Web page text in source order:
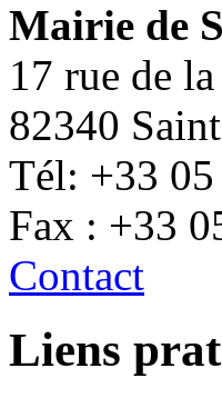
Mairie de
17 rue de
82340
Tél: +33
Fax : +33
Contact
Liens